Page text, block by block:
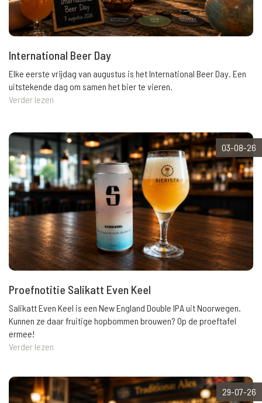
International Beer Day
Elke eerste vrijdag van augustus is het International Beer Day. Een
uitstekende dag om samen het bier te vieren.
Verder lezen
03-08-26
Proefnotitie Salikatt Even Keel
Salikatt Even Keel is een New England Double IPA uit Noorwegen.
Kunnen ze daar fruitige hopbommen brouwen? Op de proeftafel
ermee!
Verder lezen
29-07-26